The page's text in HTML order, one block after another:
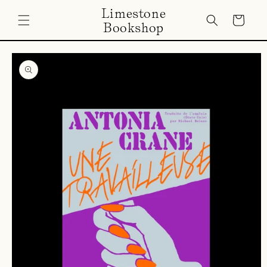
content
Limestone
Bookshop
Cart
Skip to
product
information